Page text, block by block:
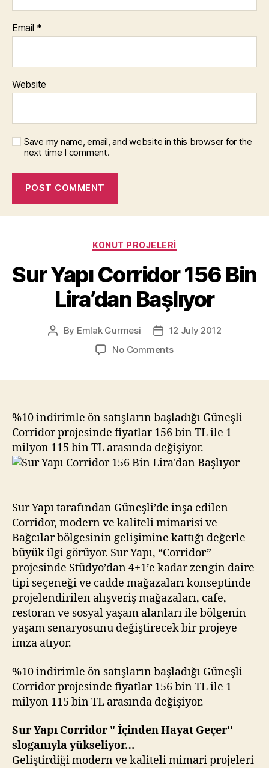
Email *
Website
Save my name, email, and website in this browser for the
next time I comment.
Categories
KONUT PROJELERI
Sur Yapı Corridor 156 Bin
Lira’dan Başlıyor
Post
By Emlak Gurmesi
Post
date
12 July 2012
No Commentson
Bin
Lira’dan
Başlıyor
%10 indirimle ön satışların başladığı Güneşli
Corridor projesinde fiyatlar 156 bin TL ile 1
milyon 115 bin TL arasında değişiyor.
Sur Yapı tarafından Güneşli’de inşa edilen
Corridor, modern ve kaliteli mimarisi ve
Bağcılar bölgesinin gelişimine kattığı değerle
büyük ilgi görüyor. Sur Yapı, “Corridor”
projesinde Stüdyo’dan 4+1’e kadar zengin daire
tipi seçeneği ve cadde mağazaları konseptinde
projelendirilen alışveriş mağazaları, cafe,
restoran ve sosyal yaşam alanları ile bölgenin
yaşam senaryosunu değiştirecek bir projeye
imza atıyor.
%10 indirimle ön satışların başladığı Güneşli
Corridor projesinde fiyatlar 156 bin TL ile 1
milyon 115 bin TL arasında değişiyor.
Sur Yapı Corridor " İçinden Hayat Geçer''
sloganıyla yükseliyor…
Geliştirdiği modern ve kaliteli mimari projeleri